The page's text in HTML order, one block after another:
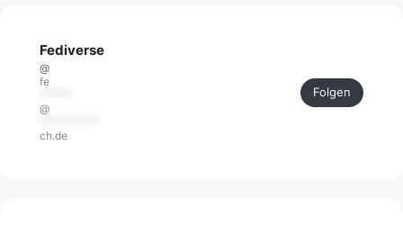
Fediverse
@
fe
@
ch.de
Folgen